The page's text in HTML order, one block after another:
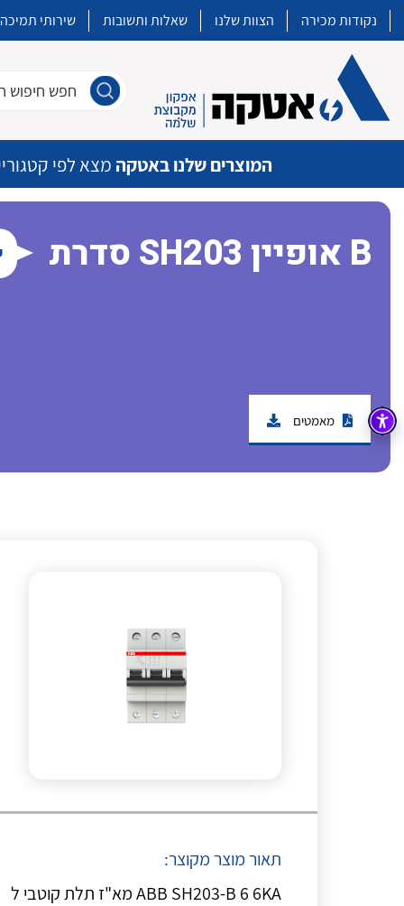
נקודות מכירה הצוות שלנו שאלות ותשובות שירותי תמיכה
חפש חיפוש
המוצרים שלנו באטקה מצא לפי
איכות | שרות | זמינות
חשמל מיתוג ואינסטלציה חשמלית
בקרה
זיווד קופסאות וארונות לחשמל, בקרה ואלקטרוניקה
סדרת SH203 אופיין B
מאמטים
תאור מוצר מקוצר:
ABB SH203-B 6 6KA מא"ז תלת קוטבי ל